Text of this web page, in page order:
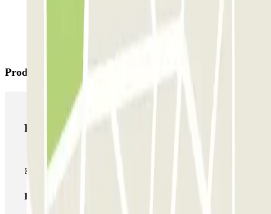
Productos de Parclick
Productos de Parclick
Pase básico